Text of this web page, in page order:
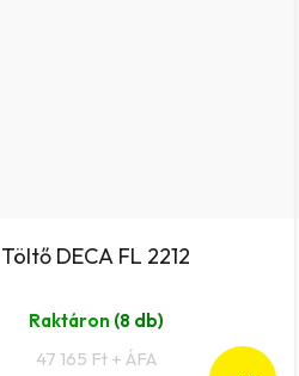
Töltő DECA FL 2212
Raktáron (8 db)
47 165 Ft + ÁFA